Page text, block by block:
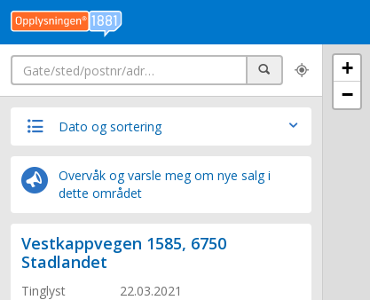
Søk
Dato og sortering
Overvåk og varsle meg om nye salg i
dette området
Vestkappvegen 1585, 6750
Stadlandet
Tinglyst
22.03.2021
+
−